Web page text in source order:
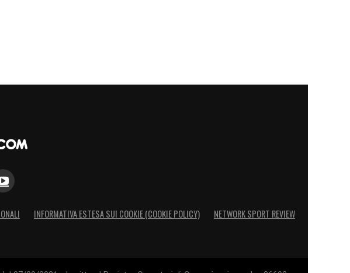
INFORMATIVA ESTESA SUI COOKIE (COOKIE POLICY) NETWORK SPORT REVIEW